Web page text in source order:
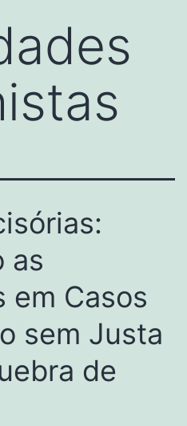
as
em Casos
sem Justa
de